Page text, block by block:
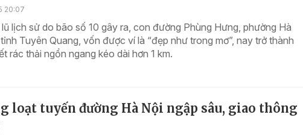
20:07
lịch sử do bão số 10 gây ra, con đường Phùng Hưng, phường Hà
Tuyên Quang, vốn được ví là “đẹp như trong mơ”, nay trở thành
rác thải ngổn ngang kéo dài hơn 1 km.
loạt tuyến đường Hà Nội ngập sâu, giao thông